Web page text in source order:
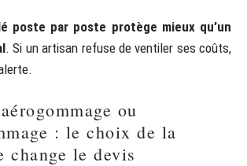
poste par poste protège mieux qu’un
. Si un artisan refuse de ventiler ses coûts,
ou
: le choix de la
change le devis